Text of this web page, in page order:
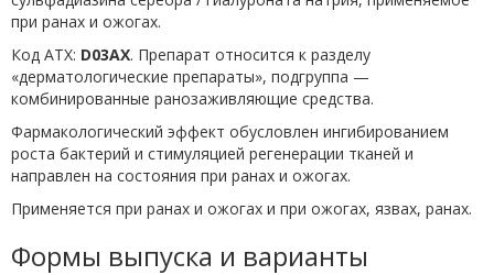
при ранах и ожогах.
Код АТХ: D03AX. Препарат относится к разделу
«дерматологические препараты», подгруппа —
комбинированные ранозаживляющие средства.
Фармакологический эффект обусловлен ингибированием
роста бактерий и стимуляцией регенерации тканей и
направлен на состояния при ранах и ожогах.
Применяется при ранах и ожогах и при ожогах, язвах, ранах.
Формы выпуска и варианты